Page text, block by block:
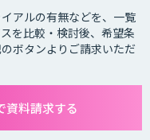
アルの有無などを、一覧
を比較・検討後、希望条
ボタンよりご請求いただ
資料請求する